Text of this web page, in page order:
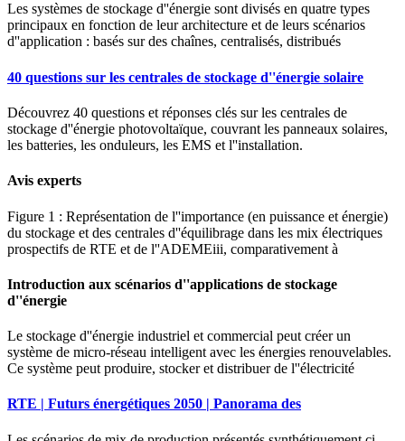
Les systèmes de stockage d''énergie sont divisés en quatre types
principaux en fonction de leur architecture et de leurs scénarios
d''application : basés sur des chaînes, centralisés, distribués
40 questions sur les centrales de stockage d''énergie solaire
Découvrez 40 questions et réponses clés sur les centrales de
stockage d''énergie photovoltaïque, couvrant les panneaux solaires,
les batteries, les onduleurs, les EMS et l''installation.
Avis experts
Figure 1 : Représentation de l''importance (en puissance et énergie)
du stockage et des centrales d''équilibrage dans les mix électriques
prospectifs de RTE et de l''ADEMEiii, comparativement à
Introduction aux scénarios d''applications de stockage
d''énergie
Le stockage d''énergie industriel et commercial peut créer un
système de micro-réseau intelligent avec les énergies renouvelables.
Ce système peut produire, stocker et distribuer de l''électricité
RTE | Futurs énergétiques 2050 | Panorama des